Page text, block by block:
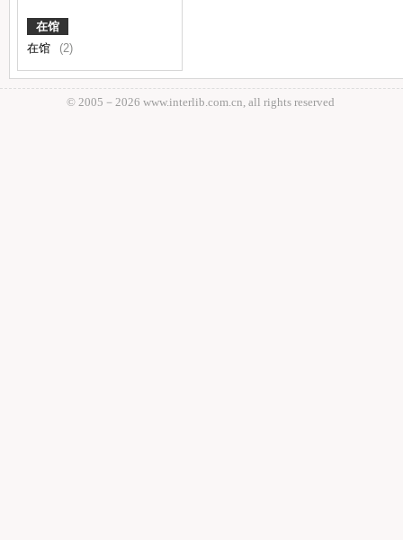
在馆
在馆
(2)
© 2005－ 2026 www.interlib.com.cn, all rights reserved